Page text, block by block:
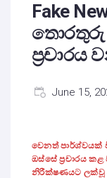
Fake
තොරතුරු
June 15,
වෙනත් පාර්ශ්වයක්
ඔස්සේ ප්‍රචාරය
නිරීක්ෂණයට ලක්වූ